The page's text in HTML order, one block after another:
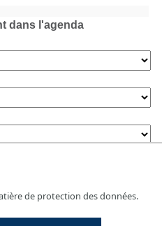
de protection des données.
dans l'agenda